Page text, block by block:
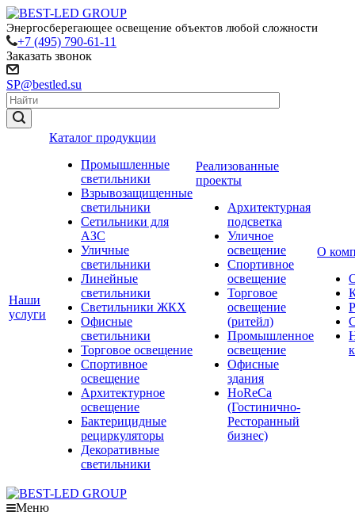
Энергосберегающее освещение объектов любой сложности
+7 (495) 790-61-11
Заказать звонок
SP@bestled.su
Наши
услуги
Каталог продукции
Промышленные
светильники
Взрывозащищенные
светильники
Сетильники для
АЗС
Уличные
светильники
Линейные
светильники
Светильники ЖКХ
Офисные
светильники
Торговое освещение
Спортивное
освещение
Архитектурное
освещение
Бактерицидные
рециркуляторы
Декоративные
светильники
Реализованные
проекты
Архитектурная
подсветка
Уличное
освещение
Спортивное
освещение
Торговое
освещение
(ритейл)
Промышленное
освещение
Офисные
здания
HoReCa
(Гостинично-
Ресторанный
бизнес)
О
Меню